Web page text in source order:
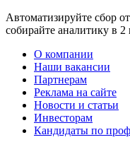
Автоматизируйте сбор
собирайте аналитику в 2
О компании
Наши вакансии
Партнерам
Реклама на сайте
Новости и статьи
Инвесторам
Кандидаты по